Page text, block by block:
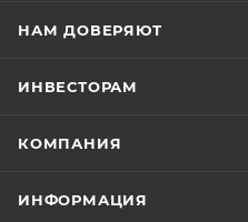
НАМ ДОВЕРЯЮТ
ИНВЕСТОРАМ
КОМПАНИЯ
ИНФОРМАЦИЯ